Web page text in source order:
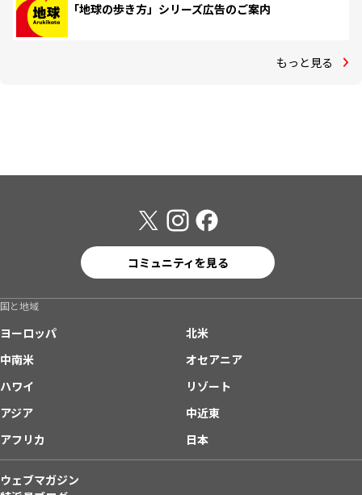
「地球の歩き方」シリーズ広告のご案内
もっと見る
コミュニティを見る
国と地域
ヨーロッパ
北米
中南米
オセアニア
ハワイ
リゾート
アジア
中近東
アフリカ
日本
ウェブマガジン